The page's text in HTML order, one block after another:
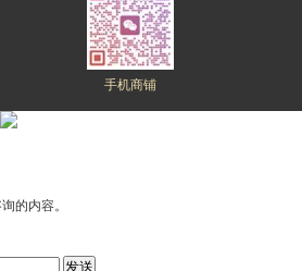
手机商铺
的内容。